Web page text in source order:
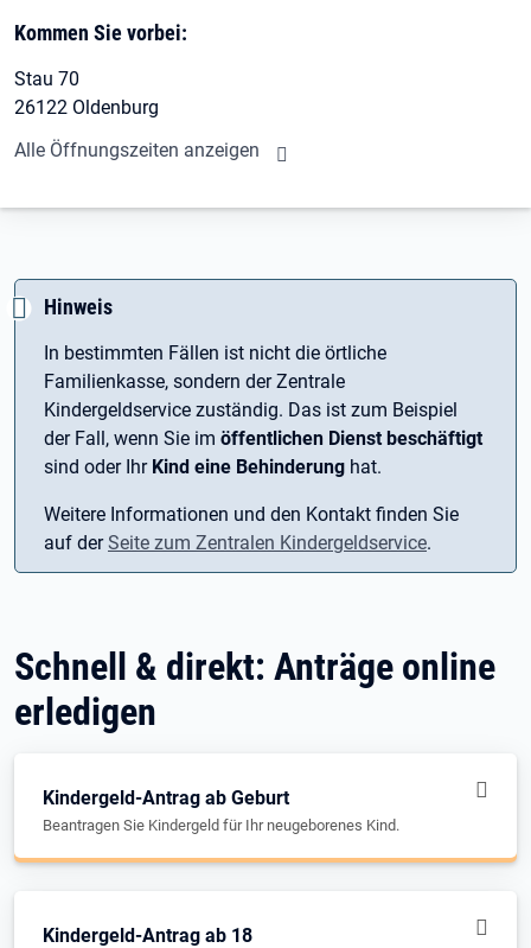
Kommen Sie vorbei:
Stau 70
26122 Oldenburg
Alle Öffnungszeiten anzeigen
Hinweis
In bestimmten Fällen ist nicht die örtliche
Familienkasse, sondern der Zentrale
Kindergeldservice zuständig. Das ist zum Beispiel
der Fall, wenn Sie im öffentlichen Dienst beschäftigt
sind oder Ihr Kind eine Behinderung hat.
Weitere Informationen und den Kontakt finden Sie
auf derSeite zum Zentralen Kindergeldservice.
Schnell & direkt: Anträge online
erledigen
Kindergeld-Antrag ab Geburt
Beantragen Sie Kindergeld für Ihr neugeborenes Kind.
Kindergeld-Antrag ab 18